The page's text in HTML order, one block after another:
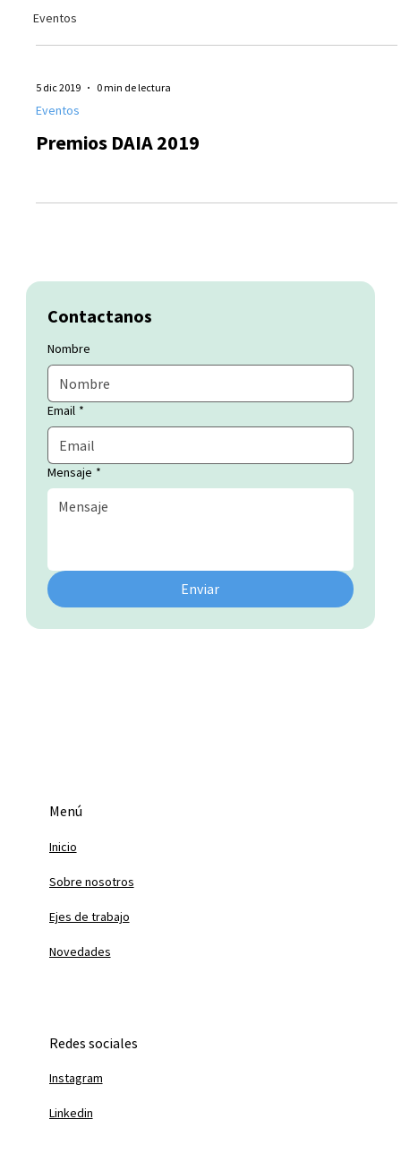
Eventos
5 dic 2019 0 min de lectura
Eventos
Premios DAIA 2019
Redes sociales
Instagram
Linkedin
Menú
Inicio
Sobre nosotros
Ejes de trabajo
Novedades
Contactanos
Nombre
Email *
Mensaje *
Enviar